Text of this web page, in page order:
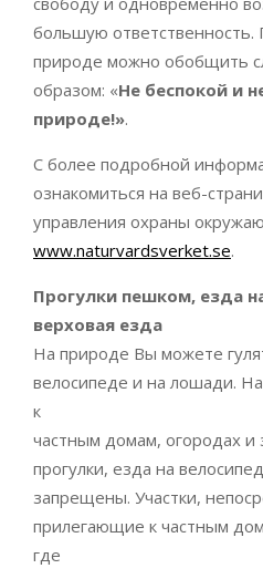
большую ответственность.
природе можно обобщить
образом: «Не беспокой и
природе!».
С более подробной
ознакомиться на веб-
управления охраны
www.naturvardsverket.se.
Прогулки пешком, езда
верховая езда
На природе Вы можете
велосипеде и на лошади.
к
частным домам, огородах и
прогулки, езда на
запрещены. Участки,
прилегающие к частным
где